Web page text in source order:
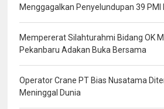
Menggagalkan Penyelundupan 39 PMI
Mempererat Silahturahmi Bidang OK
Pekanbaru Adakan Buka Bersama
Operator Crane PT Bias Nusatama
Meninggal Dunia